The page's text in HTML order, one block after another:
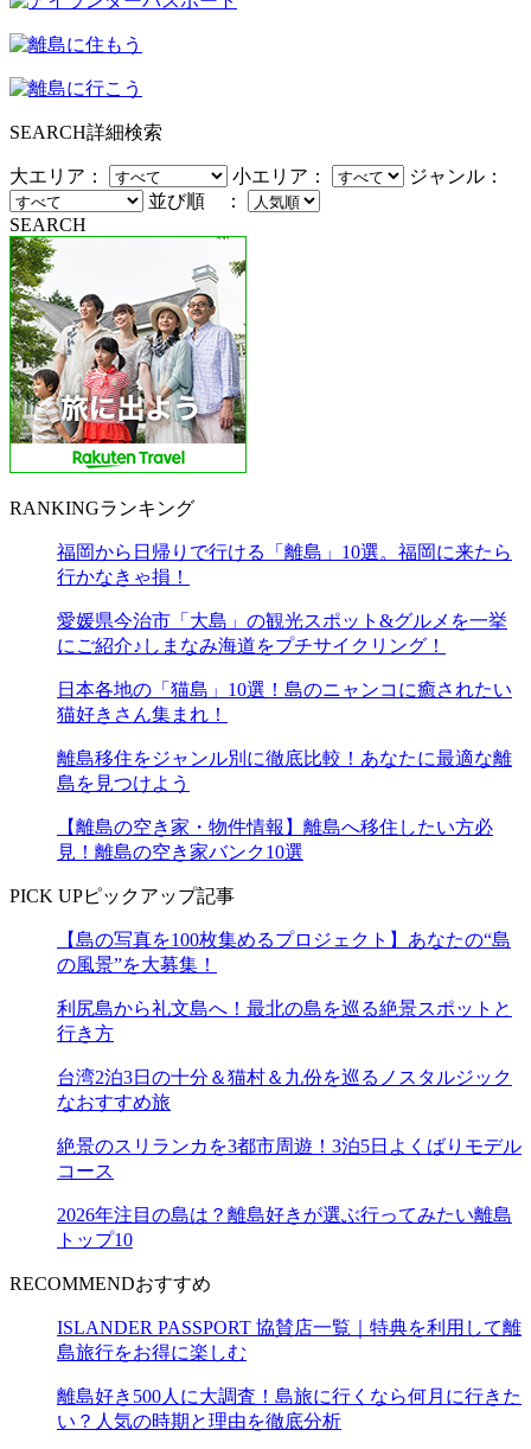
SEARCH詳細検索
大エリア： 小エリア：
ジャンル：
並び順 ：
SEARCH
RANKINGランキング
福岡から日帰りで行ける「離島」10選。福岡に来たら
行かなきゃ損！
愛媛県今治市「大島」の観光スポット&グルメを一挙
にご紹介♪しまなみ海道をプチサイクリング！
日本各地の「猫島」10選！島のニャンコに癒されたい
猫好きさん集まれ！
離島移住をジャンル別に徹底比較！あなたに最適な離
島を見つけよう
【離島の空き家・物件情報】離島へ移住したい方必
見！離島の空き家バンク10選
PICK UPピックアップ記事
【島の写真を100枚集めるプロジェクト】あなたの“島
の風景”を大募集！
利尻島から礼文島へ！最北の島を巡る絶景スポットと
行き方
台湾2泊3日の十分＆猫村＆九份を巡るノスタルジック
なおすすめ旅
絶景のスリランカを3都市周遊！3泊5日よくばりモデル
コース
2026年注目の島は？離島好きが選ぶ行ってみたい離島
トップ10
RECOMMENDおすすめ
ISLANDER PASSPORT 協賛店一覧｜特典を利用して離
島旅行をお得に楽しむ
離島好き500人に大調査！島旅に行くなら何月に行きた
い？人気の時期と理由を徹底分析